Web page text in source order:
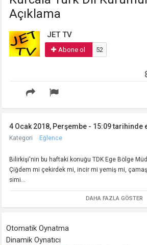
Açıklama
JET TV
Abone ol 52
4 Ocak 2018, Perşembe - 15:09 tarihinde
Kategori Eğlence
Bilirkişi'nin bu haftaki konuğu TDK Ege Bölge
Çiğdem mi çekirdek mi, incir mi yemiş mi,
simi...
DAHA FAZLA GÖSTER
Otomatik Oynatma
Dinamik Oynatıcı